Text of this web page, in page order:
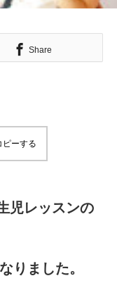
Share
ピーする
児レッスンの
りました。